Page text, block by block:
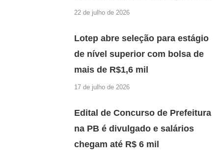
22 de julho de 2026
Lotep abre seleção para estágio
de nível superior com bolsa de
mais de R$1,6 mil
17 de julho de 2026
Edital de Concurso de Prefeitura
na PB é divulgado e salários
chegam até R$ 6 mil